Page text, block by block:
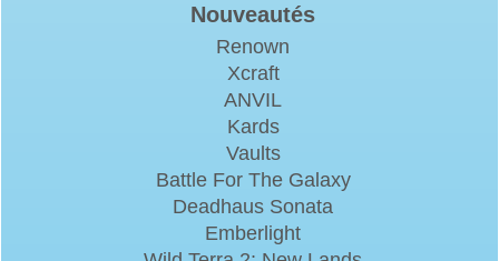
Nouveautés
Renown
Xcraft
ANVIL
Kards
Vaults
Battle For The Galaxy
Deadhaus Sonata
Emberlight